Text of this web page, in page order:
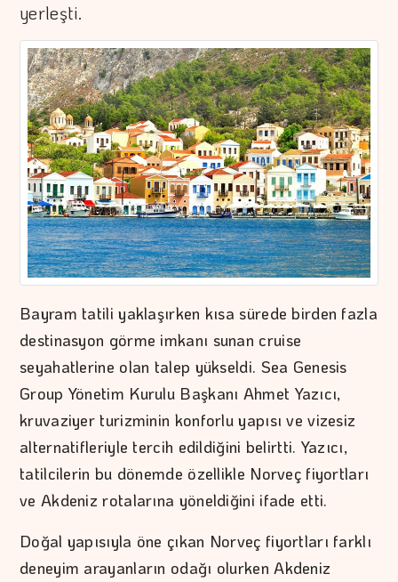
yerleşti.
Bayram tatili yaklaşırken kısa sürede birden fazla
destinasyon görme imkanı sunan cruise
seyahatlerine olan talep yükseldi. Sea Genesis
Group Yönetim Kurulu Başkanı Ahmet Yazıcı,
kruvaziyer turizminin konforlu yapısı ve vizesiz
alternatifleriyle tercih edildiğini belirtti. Yazıcı,
tatilcilerin bu dönemde özellikle Norveç fiyortları
ve Akdeniz rotalarına yöneldiğini ifade etti.
Doğal yapısıyla öne çıkan Norveç fiyortları farklı
deneyim arayanların odağı olurken Akdeniz